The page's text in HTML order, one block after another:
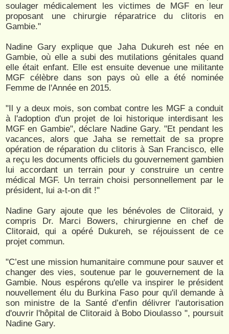
soulager médicalement les victimes de MGF en leur
proposant une chirurgie réparatrice du clitoris en
Gambie."
Nadine Gary explique que Jaha Dukureh est née en
Gambie, où elle a subi des mutilations génitales quand
elle était enfant. Elle est ensuite devenue une militante
MGF célèbre dans son pays où elle a été nominée
Femme de l'Année en 2015.
"Il y a deux mois, son combat contre les MGF a conduit
à l'adoption d'un projet de loi historique interdisant les
MGF en Gambie", déclare Nadine Gary. "Et pendant les
vacances, alors que Jaha se remettait de sa propre
opération de réparation du clitoris à San Francisco, elle
a reçu les documents officiels du gouvernement gambien
lui accordant un terrain pour y construire un centre
médical MGF. Un terrain choisi personnellement par le
président, lui a-t-on dit !"
Nadine Gary ajoute que les bénévoles de Clitoraid, y
compris Dr. Marci Bowers, chirurgienne en chef de
Clitoraid, qui a opéré Dukureh, se réjouissent de ce
projet commun.
"C’est une mission humanitaire commune pour sauver et
changer des vies, soutenue par le gouvernement de la
Gambie. Nous espérons qu'elle va inspirer le président
nouvellement élu du Burkina Faso pour qu'il demande à
son ministre de la Santé d’enfin délivrer l'autorisation
d'ouvrir l'hôpital de Clitoraid à Bobo Dioulasso ", poursuit
Nadine Gary.